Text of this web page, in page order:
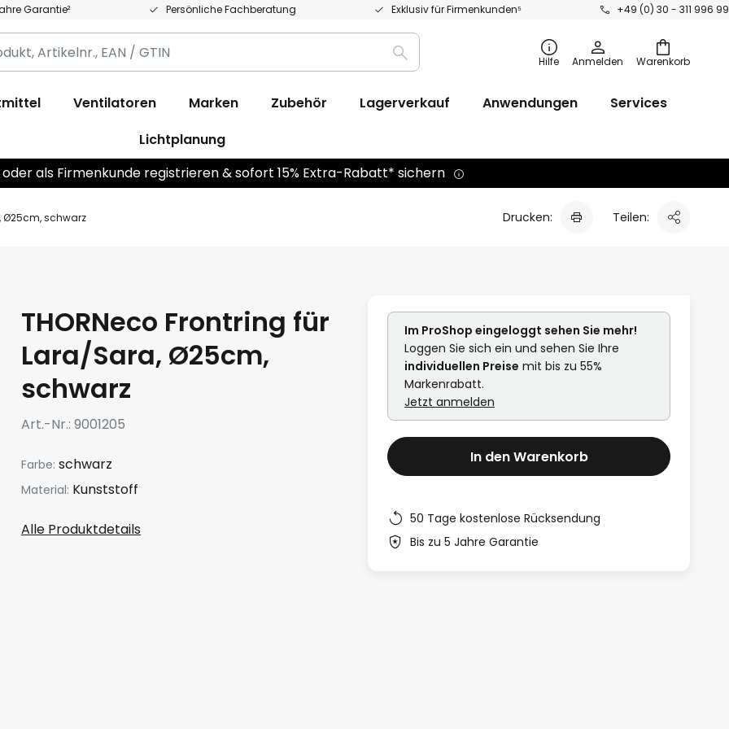
Garantie² Persönliche Fachberatung Exklusiv für Firmenkunden⁵ +49 (0) 30 - 311 996 99
Warenkorb
Suche Hilfe Anmelden
Ventilatoren Marken Zubehör Lagerverkauf Anwendungen
Services
Lichtplanung
als Firmenkunde registrieren & sofort 15% Extra-Rabatt* sichern
Ø25cm, schwarz Drucken: Teilen:
THORNeco Frontring für
Lara/Sara, Ø25cm,
schwarz
Art.-Nr. 9001205
Farbe: schwarz
Material: Kunststoff
Alle Produktdetails
Im ProShop eingeloggt sehen Sie mehr!
Loggen Sie sich ein und sehen Sie Ihre
individuellen Preise mit bis zu 55%
Markenrabatt.
Jetzt anmelden
In den Warenkorb
50 Tage kostenlose Rücksendung
Bis zu 5 Jahre Garantie